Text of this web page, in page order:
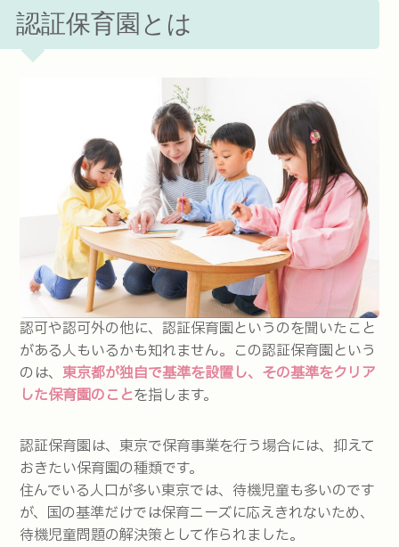
認証保育園とは
認可や認可外の他に、認証保育園というのを聞いたこと
がある人もいるかも知れません。この認証保育園という
のは、 東京都が独自で基準を設置し、その基準をクリア
した保育園のことを指します。
認証保育園は、東京で保育事業を行う場合には、抑えて
おきたい保育園の種類です。
住んでいる人口が多い東京では、待機児童も多いのです
が、国の基準だけでは保育ニーズに応えきれないため、
待機児童問題の解決策として作られました。